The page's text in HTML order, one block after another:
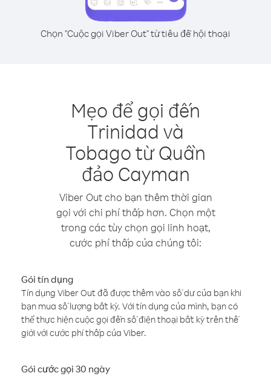
Chọn "Cuộc gọi Viber Out" từ tiêu đề hội thoại
Mẹo để gọi đến
Trinidad và
Tobago từ Quần
đảo Cayman
Viber Out cho bạn thêm thời gian
gọi với chi phí thấp hơn. Chọn một
trong các tùy chọn gọi linh hoạt,
cước phí thấp của chúng tôi:
Gói tín dụng
Tín dụng Viber Out đã được thêm vào số dư của bạn khi
bạn mua số lượng bất kỳ. Với tín dụng của mình, bạn có
thể thực hiện cuộc gọi đến số điện thoại bất kỳ trên thế
giới với cước phí thấp của Viber.
Gói cước gọi 30 ngày